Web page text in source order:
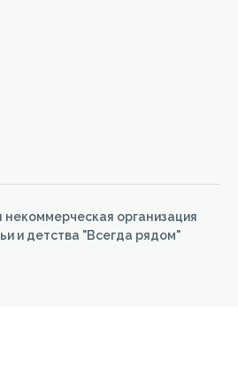
организация
и детства "Всегда рядом"